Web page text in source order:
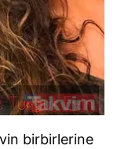
birbirlerine